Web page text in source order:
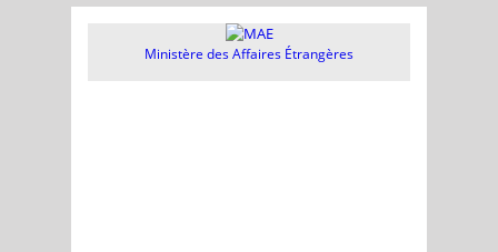
Ministère des Affaires Étrangères